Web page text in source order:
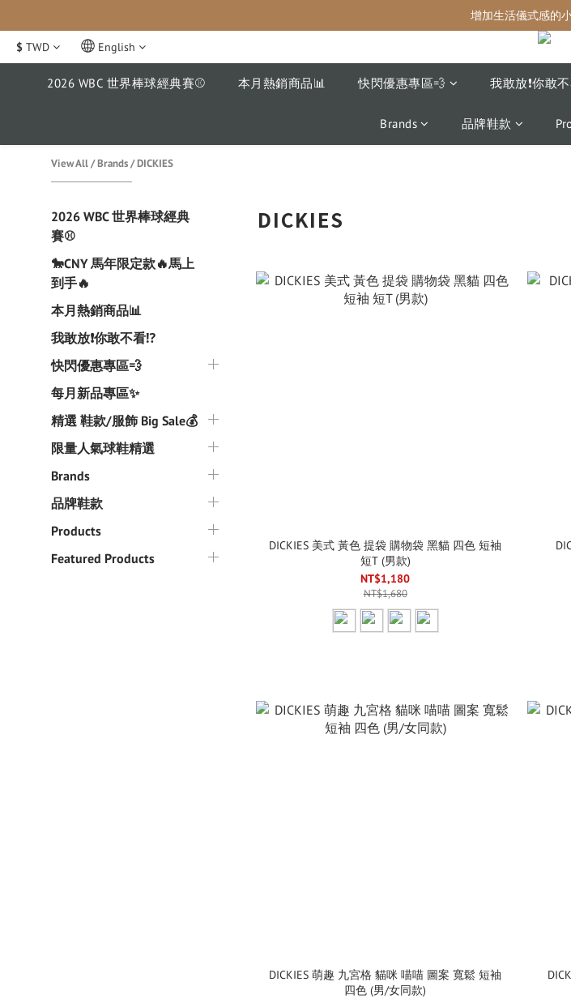
增加生活儀式感的
增加生活儀式感的
最後現貨‼️這價格不
增加生活儀式感的
$ TWD English
2026 WBC 世界棒球經典賽⚾️ 本月熱銷商品📊 快閃優惠專區💨 我敢放❗️你敢
Brands 品牌鞋款
View All/Brands/DICKIES
2026 WBC 世界棒球經典
賽⚾️
🐎CNY 馬年限定款🔥馬上
到手🔥
本月熱銷商品📊
我敢放❗️你敢不看⁉️
快閃優惠專區💨
每月新品專區✨
精選 鞋款/服飾 Big Sale💰
限量人氣球鞋精選
Brands
品牌鞋款
Products
Featured Products
DICKIES
DICKIES 美式 黃色 提袋 購物袋 黑貓 四色 短袖
短T (男款)
NT$1,180
NT$1,680
DICKIES 萌趣 九宮格 貓咪 喵喵 圖案 寬鬆 短袖
四色 (男/女同款)